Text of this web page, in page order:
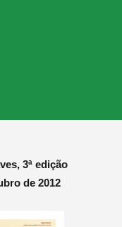
3ª edição
de 2012